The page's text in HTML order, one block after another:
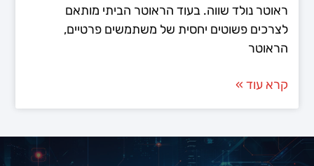
ראוטר נולד שווה. בעוד הראוטר הביתי מותאם
לצרכים פשוטים יחסית של משתמשים פרטיים,
הראוטר
קרא עוד »